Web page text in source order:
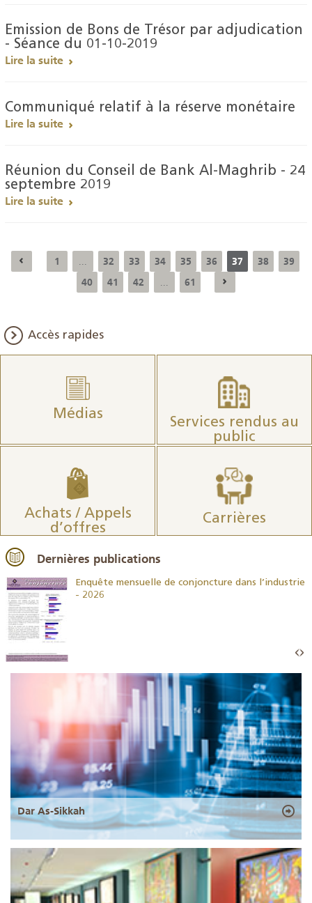
Emission de Bons de Trésor par adjudication
- Séance du 01-10-2019
Lire la suite
Communiqué relatif à la réserve monétaire
Lire la suite
Réunion du Conseil de Bank Al-Maghrib - 24
septembre 2019
Lire la suite
1 32 33 34 35 36 37 38
39
40
41 42 61
Accès rapides
Médias
Services rendus au
public
Achats / Appels
d’offres
Carrières
Dernières publications
Enquête mensuelle de conjoncture dans l’industrie
- 2026
Dar As-Sikkah